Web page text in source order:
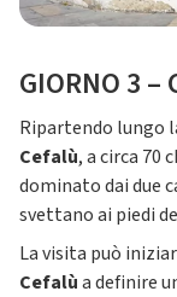
GIORNO 3 –
Ripartendo lungo
Cefalù, a circa 70
dominato dai due
svettano ai piedi
La visita può
Cefalùa definire